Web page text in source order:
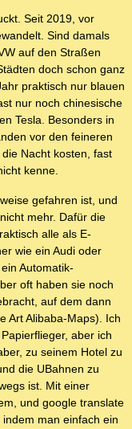
Seit 2019, vor
Sind damals
auf den Straßen
doch schon ganz
praktisch nur blauen
nur noch chinesische
Tesla. Besonders in
vor den feineren
Nacht kosten, fast
kenne.
gefahren ist, und
mehr. Dafür die
alle als E-
wie ein Audi oder
Automatik-
oft haben sie noch
auf dem dann
Art Alibaba-Maps). Ich
aber ich
zu seinem Hotel zu
die UBahnen zu
ist. Mit einer
und google translate
man einfach ein